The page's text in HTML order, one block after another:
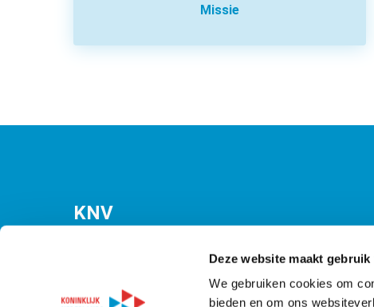
Deze website maakt
We gebruiken cookies om
bieden en om ons
Missie
KNV